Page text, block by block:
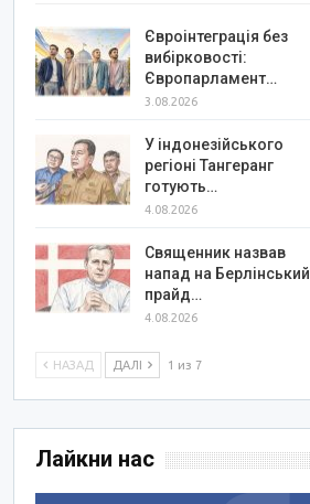
Євроінтеграція без
вибірковості:
Європарламент…
3.08.2026
У індонезійського
регіоні Тангеранг
готують…
4.08.2026
Священник назвав
напад на Берлінський
прайд…
4.08.2026
НАЗАД ДАЛІ 1 из 7
Лайкни нас